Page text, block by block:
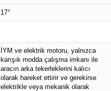
17°
İYM ve elektrik motoru, yalnızca
karışık modda çalışma imkanı ile
aracın arka tekerleklerini kalıcı
olarak hareket ettirir ve gerekirse
elektrikle veya mekanik olarak